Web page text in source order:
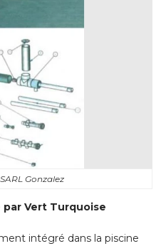
Gonzalez
par Vert Turquoise
intégré dans la piscine